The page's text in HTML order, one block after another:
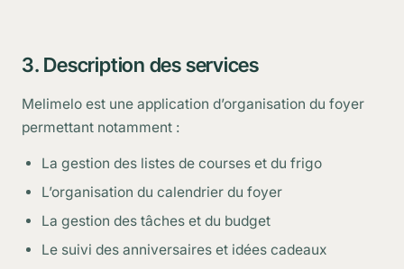
3. Description des services
Melimelo est une application d’organisation du foyer
permettant notamment :
La gestion des listes de courses et du frigo
L’organisation du calendrier du foyer
La gestion des tâches et du budget
Le suivi des anniversaires et idées cadeaux